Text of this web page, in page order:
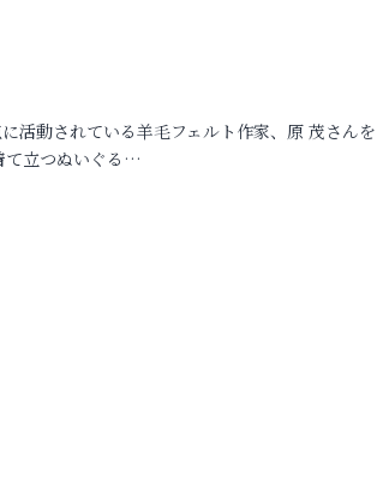
活動されている羊毛フェルト作家、原 茂さん
て立つぬいぐる…